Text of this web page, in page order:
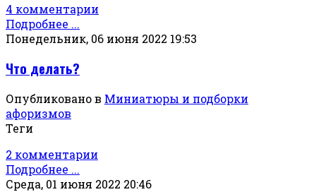
4 комментарии
Подробнее ...
Понедельник, 06 июня 2022 19:53
Что делать?
Опубликовано в Миниатюры и подборки
афоризмов
Теги
2 комментарии
Подробнее ...
Среда, 01 июня 2022 20:46